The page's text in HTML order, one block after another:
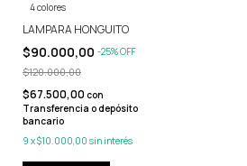
4 colores
LAMPARA HONGUITO
$90.000,00 -25%OFF
$120.000,00
$67.500,00 con
Transferencia o depósito
bancario
9 x$10.000,00 sin interés